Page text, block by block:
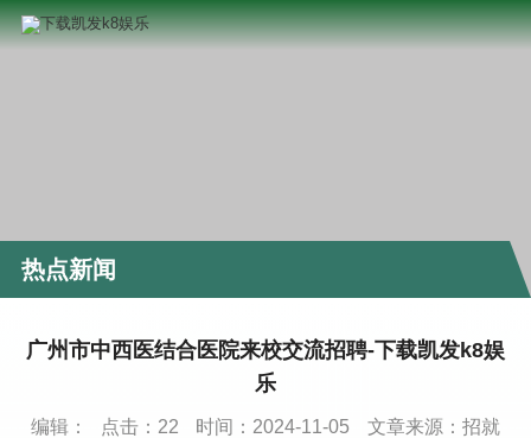
热点新闻
广州市中西医结合医院来校交流招聘-下载凯发k8娱
乐
编辑： 点击： 22 时间：2024-11-05
文章来源：招就